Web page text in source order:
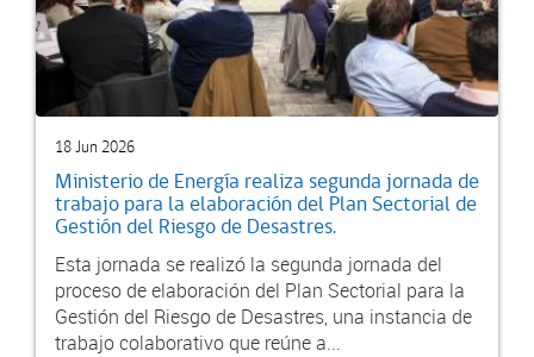
18 Jun 2026
Ministerio de Energía realiza segunda jornada de
trabajo para la elaboración del Plan Sectorial de
Gestión del Riesgo de Desastres.
Esta jornada se realizó la segunda jornada del
proceso de elaboración del Plan Sectorial para la
Gestión del Riesgo de Desastres, una instancia de
trabajo colaborativo que reúne a...